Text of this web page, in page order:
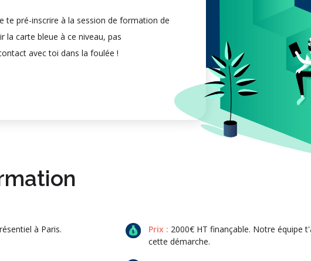
te pré-inscrire à la session de formation de
la carte bleue à ce niveau, pas
avec toi dans la foulée !
à Paris. Prix : 2000€ HT finançable. Notre équipe
cette démarche.